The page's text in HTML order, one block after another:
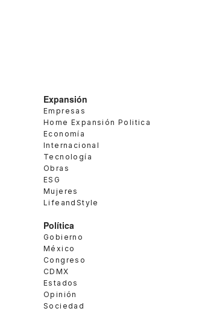
Expansión
Empresas
Home Expansión Politica
Economía
Internacional
Tecnología
Obras
ESG
Mujeres
LifeandStyle
Política
Gobierno
México
Congreso
CDMX
Estados
Opinión
Sociedad